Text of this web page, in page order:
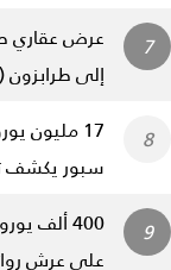
عرض عقاري
إلى طرابزون
17 مليون
سبور يكشف
400 ألف
على عرش